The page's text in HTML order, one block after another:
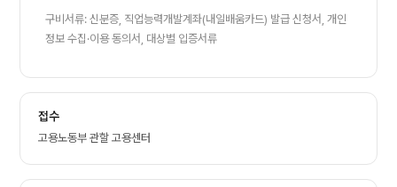
구비서류: 신분증, 직업능력개발계좌(내일배움카드) 발급 신청서, 개인
정보 수집·이용 동의서, 대상별 입증서류
접수
고용노동부 관할 고용센터